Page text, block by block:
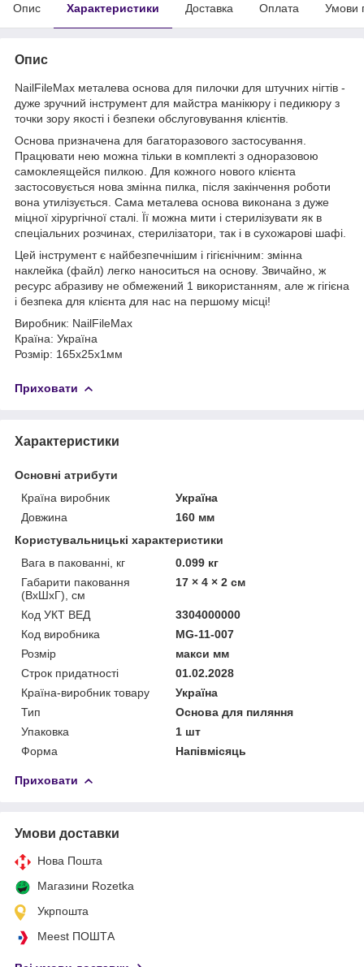
Опис Характеристики Доставка Оплата Умови
Опис
NailFileMax металева основа для пилочки для штучних нігтів -
дуже зручний інструмент для майстра манікюру і педикюру з
точки зору якості і безпеки обслуговування клієнтів.
Основа призначена для багаторазового застосування.
Працювати нею можна тільки в комплекті з одноразовою
самоклеящейся пилкою. Для кожного нового клієнта
застосовується нова змінна пилка, після закінчення роботи
вона утилізується. Сама металева основа виконана з дуже
міцної хірургічної сталі. Її можна мити і стерилізувати як в
спеціальних розчинах, стерилізатори, так і в сухожарові шафі.
Цей інструмент є найбезпечнішим і гігієнічним: змінна
наклейка (файл) легко наноситься на основу. Звичайно, ж
ресурс абразиву не обмежений 1 використанням, але ж гігієна
і безпека для клієнта для нас на першому місці!
Виробник: NailFileMax
Країна: Україна
Розмір: 165х25х1мм
Приховати
Характеристики
Основні атрибути
Країна виробник
Україна
Довжина
160 мм
Користувальницькі характеристики
Вага в пакованні, кг
0.099 кг
Габарити паковання
(ВхШхГ), см
17 × 4 × 2 см
Код УКТ ВЕД
3304000000
Код виробника
MG-11-007
Розмір
макси мм
Строк придатності
01.02.2028
Країна-виробник товару
Україна
Тип
Основа для пиляння
Упаковка
1 шт
Форма
Напівмісяць
Приховати
Умови доставки
Нова Пошта
Магазини Rozetka
Укрпошта
Meest ПОШТА